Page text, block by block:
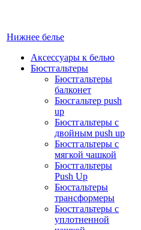
Нижнее белье
Аксессуары к белью
Бюстгальтеры
Бюстгальтеры
балконет
Бюсгальтер push
up
Бюстгальтеры с
двойным push up
Бюстгальтеры с
мягкой чашкой
Бюстгальтеры
Push Up
Бюстальтеры
трансформеры
Бюстгальтеры с
уплотненной